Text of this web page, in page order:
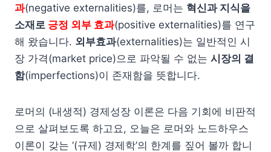
과(negative externalities)를, 로머는 혁신과 지식을
소재로 긍정 외부 효과(positive externalities)를 연구
해 왔습니다. 외부효과(externalities)는 일반적인 시
장 가격(market price)으로 파악될 수 없는 시장의 결
함(imperfections)이 존재함을 뜻합니다.
로머의 (내생적) 경제성장 이론은 다음 기회에 비판적
으로 살펴보도록 하고요, 오늘은 로머와 노드하우스
이론이 갖는 ‘(규제) 경제학’의 한계를 짚어 볼까 합니